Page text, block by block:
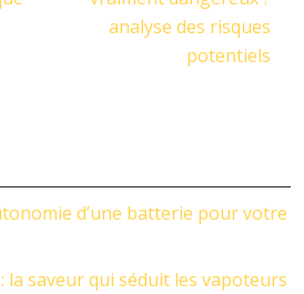
analyse des risques
potentiels
d’une batterie pour votre
la saveur qui séduit les vapoteurs